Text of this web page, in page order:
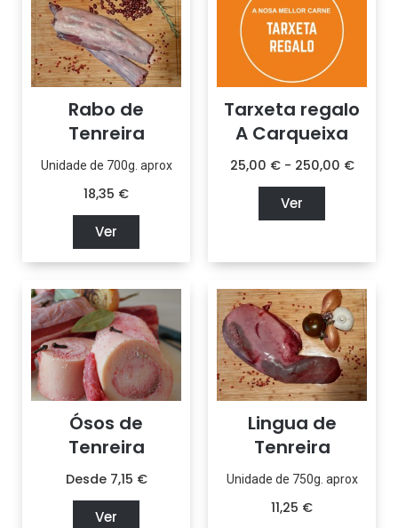
Rabo de
Tenreira
Unidade de 700g. aprox
18,35 €
Ver
Tarxeta regalo
A Carqueixa
25,00 € - 250,00 €
Ver
Ósos de
Tenreira
Desde 7,15 €
Ver
Lingua de
Tenreira
Unidade de 750g. aprox
11,25 €